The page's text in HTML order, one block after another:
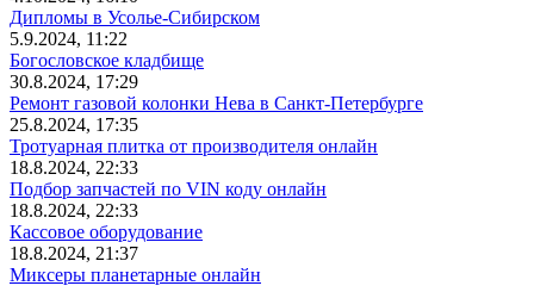
Дипломы в Усолье-Сибирском
5.9.2024, 11:22
Богословское кладбище
30.8.2024, 17:29
Ремонт газовой колонки Нева в Санкт-Петербурге
25.8.2024, 17:35
Тротуарная плитка от производителя онлайн
18.8.2024, 22:33
Подбор запчастей по VIN коду онлайн
18.8.2024, 22:33
Кассовое оборудование
18.8.2024, 21:37
Миксеры планетарные онлайн